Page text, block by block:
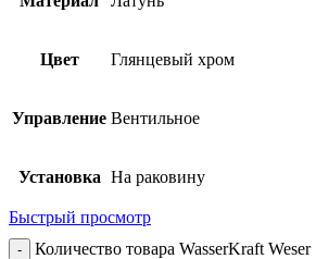
Цвет Глянцевый хром
Управление Вентильное
Установка На раковину
Быстрый просмотр
Количество товара WasserKraft